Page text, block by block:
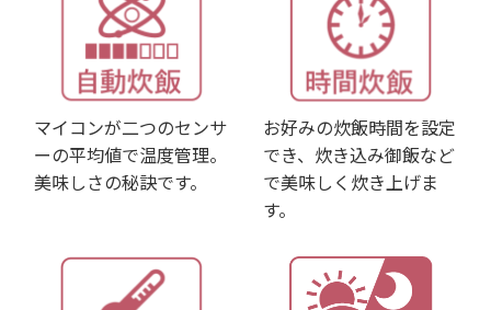
マイコンが二つのセンサ
ーの平均値で温度管理。
美味しさの秘訣です。
お好みの炊飯時間を設定
でき、炊き込み御飯など
で美味しく炊き上げま
す。